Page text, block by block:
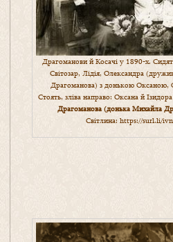
Драгоманови й Косачі у 1890-х.
Світозар, Лідія, Олександра
Драгоманова) з донькою Оксаною,
Стоять, зліва направо: Оксана й
Драгоманова (донька Михайла
Світлина: https://surl.li/